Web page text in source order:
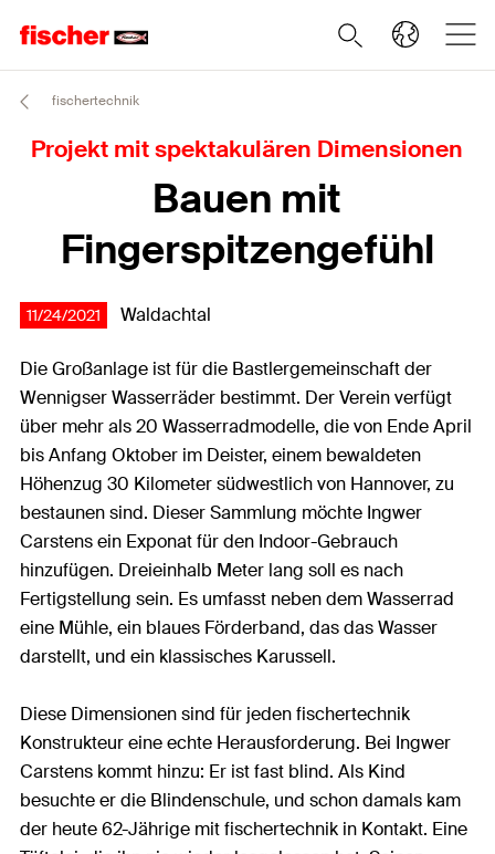
fischertechnik
Projekt mit spektakulären Dimensionen
Bauen mit
Fingerspitzengefühl
11/24/2021 Waldachtal
Die Großanlage ist für die Bastlergemeinschaft der
Wennigser Wasserräder bestimmt. Der Verein verfügt
über mehr als 20 Wasserradmodelle, die von Ende April
bis Anfang Oktober im Deister, einem bewaldeten
Höhenzug 30 Kilometer südwestlich von Hannover, zu
bestaunen sind. Dieser Sammlung möchte Ingwer
Carstens ein Exponat für den Indoor-Gebrauch
hinzufügen. Dreieinhalb Meter lang soll es nach
Fertigstellung sein. Es umfasst neben dem Wasserrad
eine Mühle, ein blaues Förderband, das das Wasser
darstellt, und ein klassisches Karussell.
Diese Dimensionen sind für jeden fischertechnik
Konstrukteur eine echte Herausforderung. Bei Ingwer
Carstens kommt hinzu: Er ist fast blind. Als Kind
besuchte er die Blindenschule, und schon damals kam
der heute 62-Jährige mit fischertechnik in Kontakt. Eine